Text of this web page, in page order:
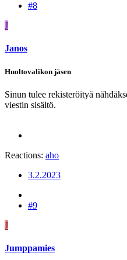
#8
J
Janos
Huoltovalikon jäsen
Sinun tulee rekisteröityä
viestin sisältö.
Reactions: aho
3.2.2023
#9
J
Jumppamies